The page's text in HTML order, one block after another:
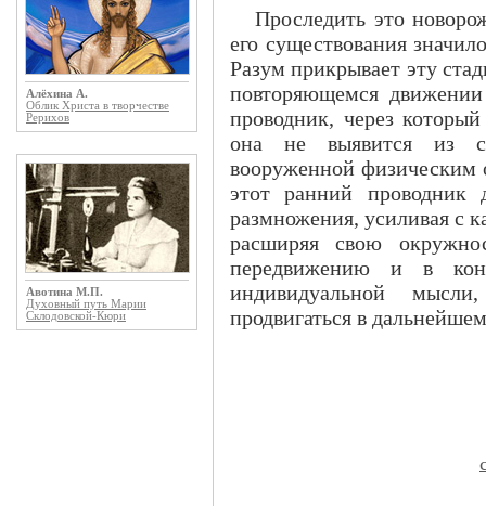
Алёхина А.
Облик Христа в творчестве
Рерихов
Авотина М.П.
Духовный путь Марии
Склодовской-Кюри
Проследить это
его существования
Разум прикрывает эту
повторяющемся
проводник, через
она не выявится из
вооруженной физическим
этот ранний
размножения, усиливая с
расширяя свою
передвижению и в
индивидуальной
продвигаться в